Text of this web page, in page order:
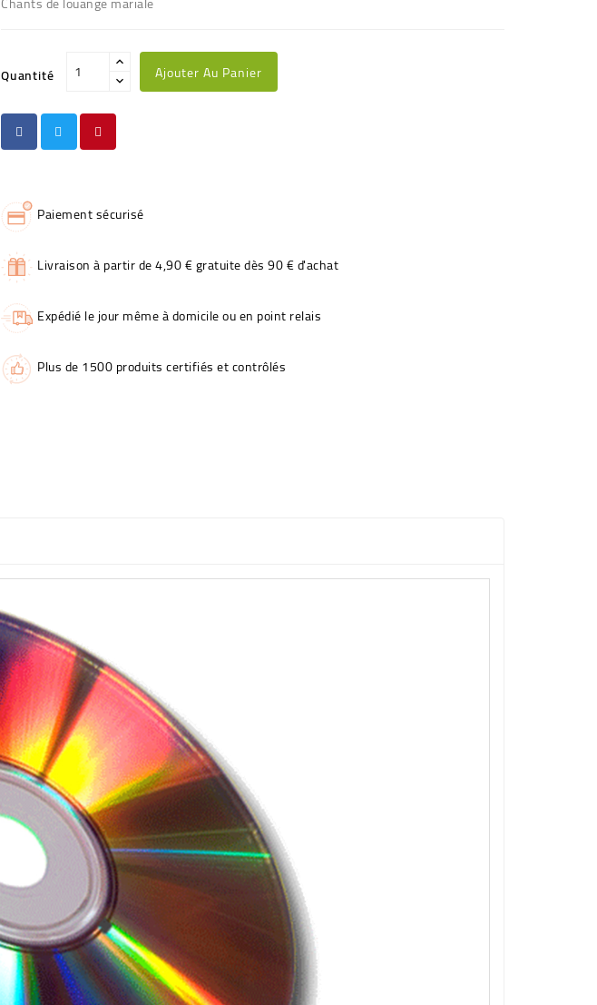
Quantité Ajouter Au Panier
Paiement sécurisé
Livraison à partir de 4,90 € gratuite dès 90 € d'achat
Expédié le jour même à domicile ou en point relais
Plus de 1500 produits certifiés et contrôlés